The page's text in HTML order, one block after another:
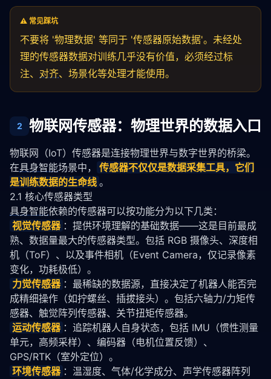
⚠️ 常见踩坑
不要将 '物理数据' 等同于 '传感器原始数据'。未经处
理的传感器数据对训练几乎没有价值，必须经过标
注、 对齐、场景化等处理才能使用。
2 物联网传感器：物理世界的数据入口
物联网（IoT）传感器是连接物理世界与数字世界的桥梁。
在具身智能场景中，
传感器不仅仅是数据采集工具，它们
是训练数据的生命线 。
2.1 核心传感器类型
具身智能依赖的传感器可以按功能分为以下几类：
视觉传感器 ：提供环境理解的基础数据——这是目前最成
熟、数据量最大的传感器类型。包括 RGB 摄像头、深度相
机（ToF）、以及事件相机（Event Camera，仅记录像素
变化，功耗极低）。
力觉传感器 ：最稀缺的数据源，直接决定了机器人能否完
成精细操作（如拧螺丝、插拔接头）。包括六轴力/力矩传
感器、触觉阵列传感器、关节扭矩传感器。
运动传感器 ：追踪机器人自身状态，包括 IMU（惯性测量
单元，高频采样）、编码器（电机位置反馈）、
GPS/RTK（室外定位）。
环境传感器 ：温湿度、气体/化学成分、声学传感器阵列